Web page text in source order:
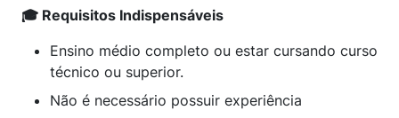
🎓 Requisitos Indispensáveis
Ensino médio completo ou estar cursando curso
técnico ou superior.
Não é necessário possuir experiência